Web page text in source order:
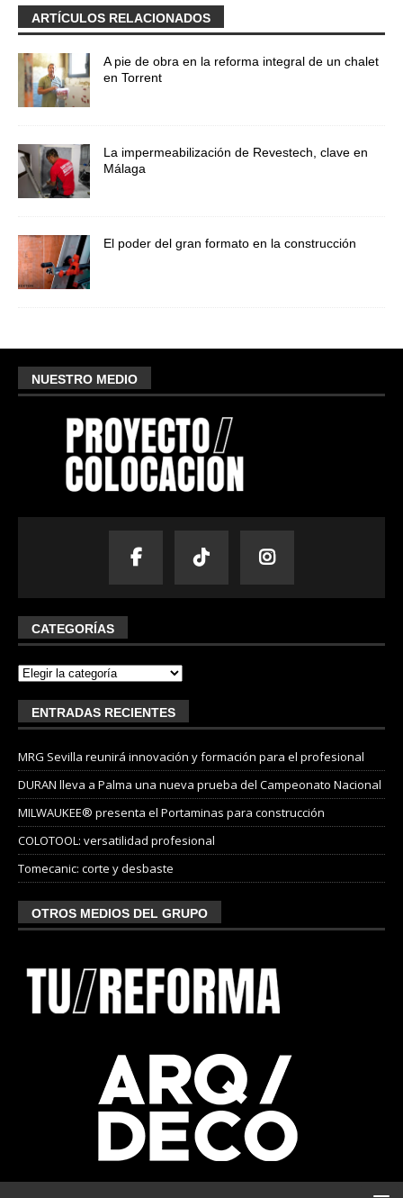
ARTÍCULOS RELACIONADOS
A pie de obra en la reforma integral de un chalet
en Torrent
La impermeabilización de Revestech, clave en
Málaga
El poder del gran formato en la construcción
NUESTRO MEDIO
CATEGORÍAS
ENTRADAS RECIENTES
MRG Sevilla reunirá innovación y formación para el profesional
DURAN lleva a Palma una nueva prueba del Campeonato Nacional
MILWAUKEE® presenta el Portaminas para construcción
COLOTOOL: versatilidad profesional
Tomecanic: corte y desbaste
OTROS MEDIOS DEL GRUPO